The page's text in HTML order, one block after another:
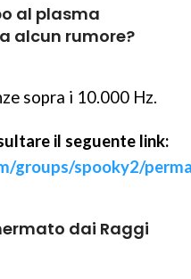
al plasma
alcun rumore?
sopra i 10.000 Hz.
il seguente link:
groups/spooky2/
dai Raggi